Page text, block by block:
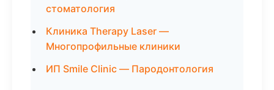
стоматология
Клиника Therapy Laser —
Многопрофильные клиники
ИП Smile Clinic — Пародонтология